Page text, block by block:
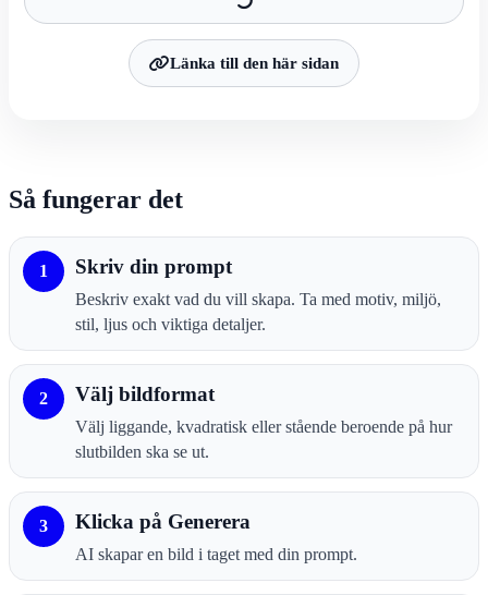
Länka till den här sidan
Så fungerar det
1 Skriv din prompt
Beskriv exakt vad du vill skapa. Ta med motiv, miljö,
stil, ljus och viktiga detaljer.
2 Välj bildformat
Välj liggande, kvadratisk eller stående beroende på hur
slutbilden ska se ut.
3 Klicka på Generera
AI skapar en bild i taget med din prompt.